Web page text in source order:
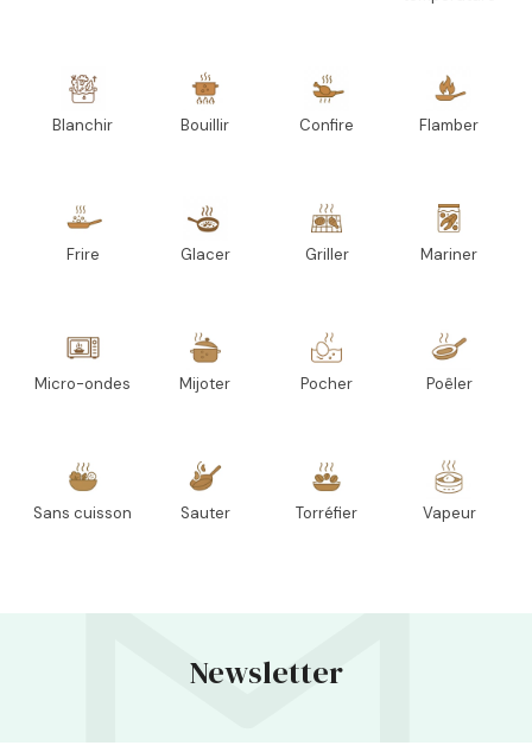
Blanchir Bouillir Confire Flamber
Frire Glacer Griller Mariner
Micro-ondes Mijoter Pocher Poêler
Sans cuisson Sauter Torréfier Vapeur
Newsletter